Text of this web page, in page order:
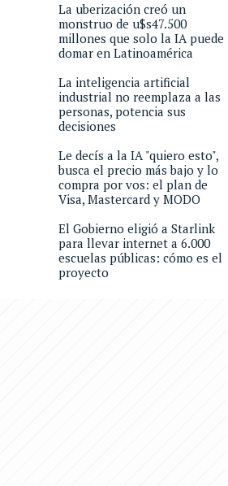
La uberización creó un
monstruo de u$s47.500
millones que solo la IA puede
domar en Latinoamérica
La inteligencia artificial
industrial no reemplaza a las
personas, potencia sus
decisiones
Le decís a la IA "quiero esto",
busca el precio más bajo y lo
compra por vos: el plan de
Visa, Mastercard y MODO
El Gobierno eligió a Starlink
para llevar internet a 6.000
escuelas públicas: cómo es el
proyecto